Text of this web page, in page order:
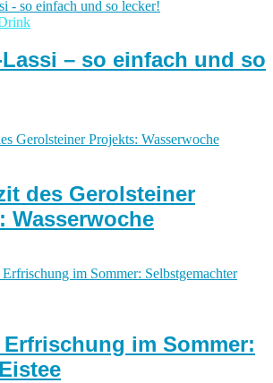
– so einfach und so
des Gerolsteiner
Wasserwoche
Erfrischung im Sommer: